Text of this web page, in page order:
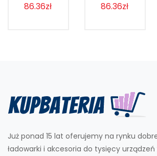
86.36zł
86.36zł
Już ponad 15 lat oferujemy na rynku
ładowarki i akcesoria do tysięcy